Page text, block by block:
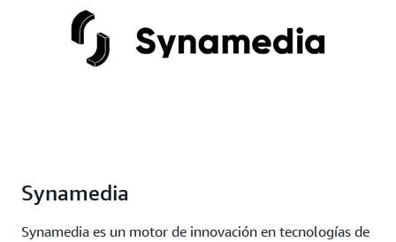
Synamedia
Synamedia es un motor de innovación en tecnologías de